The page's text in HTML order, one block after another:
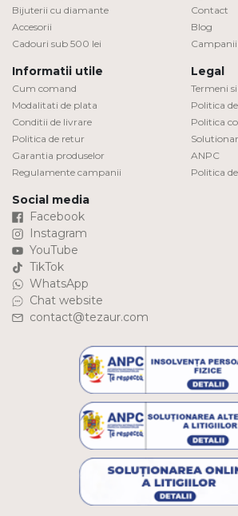
Bijuterii cu diamante
Accesorii
Cadouri sub 500 lei
Contact
Blog
Campanii
Informatii utile
Cum comand
Modalitati de plata
Conditii de livrare
Politica de retur
Garantia produselor
Regulamente campanii
Legal
Termeni
Politica
Politica
ANPC
Politica
Social media
Facebook
Instagram
YouTube
TikTok
WhatsApp
Chat website
contact@tezaur.com